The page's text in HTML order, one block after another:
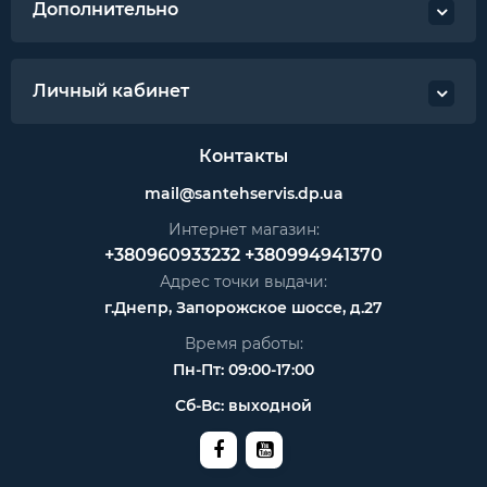
Внешний вид материал белого, зеленого,
Длинна 50 или 100 м
Дополнительно
Личный кабинет
Контакты
mail@santehservis.dp.ua
Интернет магазин:
+380960933232 +380994941370
Адрес точки выдачи:
г.Днепр, Запорожское шоссе, д.27
Время работы:
Пн-Пт: 09:00-17:00
Сб-Вс: выходной